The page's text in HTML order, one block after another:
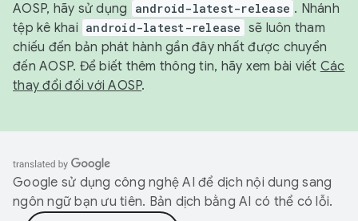
AOSP, hãy sử dụng
android-latest-release . Nhánh
tệp kê khai android-latest-release sẽ luôn tham
chiếu đến bản phát hành gần đây nhất được chuyển
đến AOSP. Để biết thêm thông tin, hãy xem bài viết Các
thay đổi đối với AOSP.
Google sử dụng công nghệ AI để dịch nội dung sang
ngôn ngữ bạn ưu tiên. Bản dịch bằng AI có thể có lỗi.